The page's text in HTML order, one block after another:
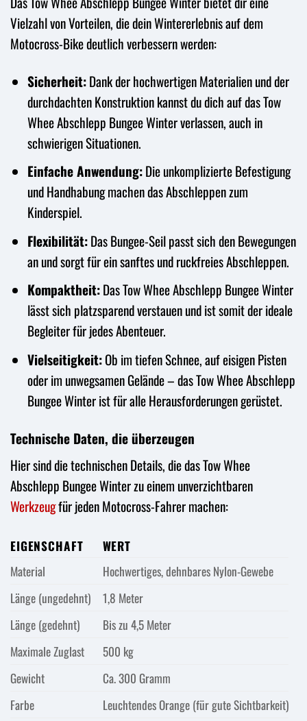
Vielzahl von Vorteilen, die dein Wintererlebnis auf dem
Motocross-Bike deutlich verbessern werden:
Sicherheit:Dank der hochwertigen Materialien und der
durchdachten Konstruktion kannst du dich auf das Tow
Whee Abschlepp Bungee Winter verlassen, auch in
schwierigen Situationen.
Einfache Anwendung:Die unkomplizierte Befestigung
und Handhabung machen das Abschleppen zum
Kinderspiel.
Flexibilität:Das Bungee-Seil passt sich den Bewegungen
an und sorgt für ein sanftes und ruckfreies Abschleppen.
Kompaktheit:Das Tow Whee Abschlepp Bungee Winter
lässt sich platzsparend verstauen und ist somit der ideale
Begleiter für jedes Abenteuer.
Vielseitigkeit:Ob im tiefen Schnee, auf eisigen Pisten
oder im unwegsamen Gelände – das Tow Whee Abschlepp
Bungee Winter ist für alle Herausforderungen gerüstet.
Technische Daten, die überzeugen
Hier sind die technischen Details, die das Tow Whee
Abschlepp Bungee Winter zu einem unverzichtbaren
Werkzeugfür jeden Motocross-Fahrer machen:
EIGENSCHAFT
WERT
Material
Hochwertiges, dehnbares Nylon-Gewebe
Länge (ungedehnt)
1,8 Meter
Länge (gedehnt)
Bis zu 4,5 Meter
Maximale Zuglast
500 kg
Gewicht
Ca. 300 Gramm
Farbe
Leuchtendes Orange (für gute Sichtbarkeit)